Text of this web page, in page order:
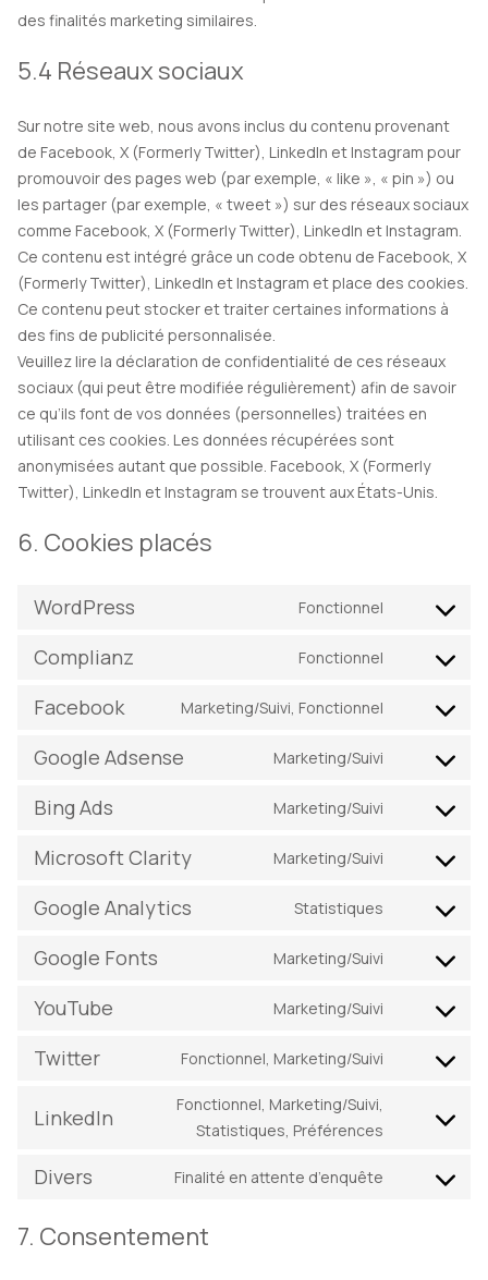
des finalités marketing similaires.
5.4 Réseaux sociaux
Sur notre site web, nous avons inclus du contenu provenant
de Facebook, X (Formerly Twitter), LinkedIn et Instagram pour
promouvoir des pages web (par exemple, « like », « pin ») ou
les partager (par exemple, « tweet ») sur des réseaux sociaux
comme Facebook, X (Formerly Twitter), LinkedIn et Instagram.
Ce contenu est intégré grâce un code obtenu de Facebook, X
(Formerly Twitter), LinkedIn et Instagram et place des cookies.
Ce contenu peut stocker et traiter certaines informations à
des fins de publicité personnalisée.
Veuillez lire la déclaration de confidentialité de ces réseaux
sociaux (qui peut être modifiée régulièrement) afin de savoir
ce qu’ils font de vos données (personnelles) traitées en
utilisant ces cookies. Les données récupérées sont
anonymisées autant que possible. Facebook, X (Formerly
Twitter), LinkedIn et Instagram se trouvent aux États-Unis.
6. Cookies placés
WordPress Fonctionnel
Consent
service
Complianz Fonctionnel
Consent
service
Facebook Marketing/Suivi, Fonctionnel
Consent
service
Google Adsense Marketing/Suivi
Consent
service
adsense
Bing Ads Marketing/Suivi
Consent
service
Microsoft Clarity Marketing/Suivi
Consent
service
Google Analytics Statistiques
Consent
service
analytics
Google Fonts Marketing/Suivi
Consent
service
YouTube Marketing/Suivi
Consent
service
Twitter Fonctionnel, Marketing/Suivi
Consent
service
LinkedIn
Fonctionnel, Marketing/Suivi,
Statistiques, Préférences
Consent
service
Divers Finalité en attente d’enquête
Consent
7. Consentement